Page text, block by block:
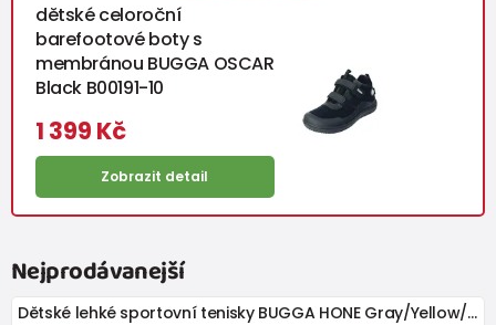
dětské celoroční
barefootové boty s
membránou BUGGA OSCAR
Black B00191-10
1 399 Kč
Zobrazit detail
Nejprodávanejší
Dětské lehké sportovní tenisky BUGGA HONE Gray/Yellow/Black